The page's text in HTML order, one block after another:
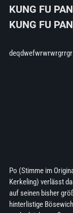
KUNG FU
KUNG FU
deqdwefwrwrwrgrrgr
Po (Stimme im
Kerkeling) verlässt
auf seinen bisher
hinterlistige